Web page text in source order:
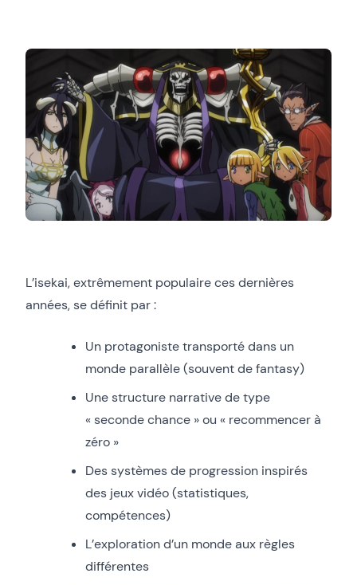
L’isekai, extrêmement populaire ces dernières
années, se définit par :
Un protagoniste transporté dans un
monde parallèle (souvent de fantasy)
Une structure narrative de type
« seconde chance » ou « recommencer à
zéro »
Des systèmes de progression inspirés
des jeux vidéo (statistiques,
compétences)
L’exploration d’un monde aux règles
différentes